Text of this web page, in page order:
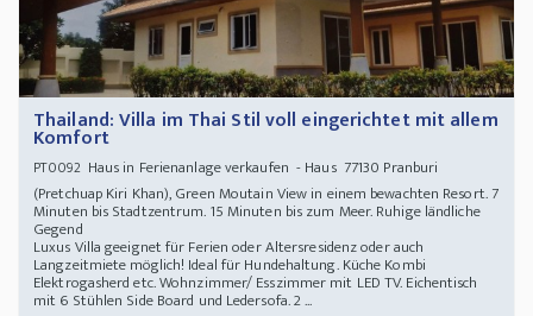
Thailand: Villa im Thai Stil voll eingerichtet mit allem
Komfort
PT0092Haus in Ferienanlage verkaufen - Haus 77130 Pranburi
(Pretchuap Kiri Khan), Green Moutain View in einem bewachten Resort. 7
Minuten bis Stadtzentrum. 15 Minuten bis zum Meer. Ruhige ländliche
Gegend
Luxus Villa geeignet für Ferien oder Altersresidenz oder auch
Langzeitmiete möglich! Ideal für Hundehaltung. Küche Kombi
Elektrogasherd etc. Wohnzimmer/ Esszimmer mit LED TV. Eichentisch
mit 6 Stühlen Side Board und Ledersofa. 2 ...